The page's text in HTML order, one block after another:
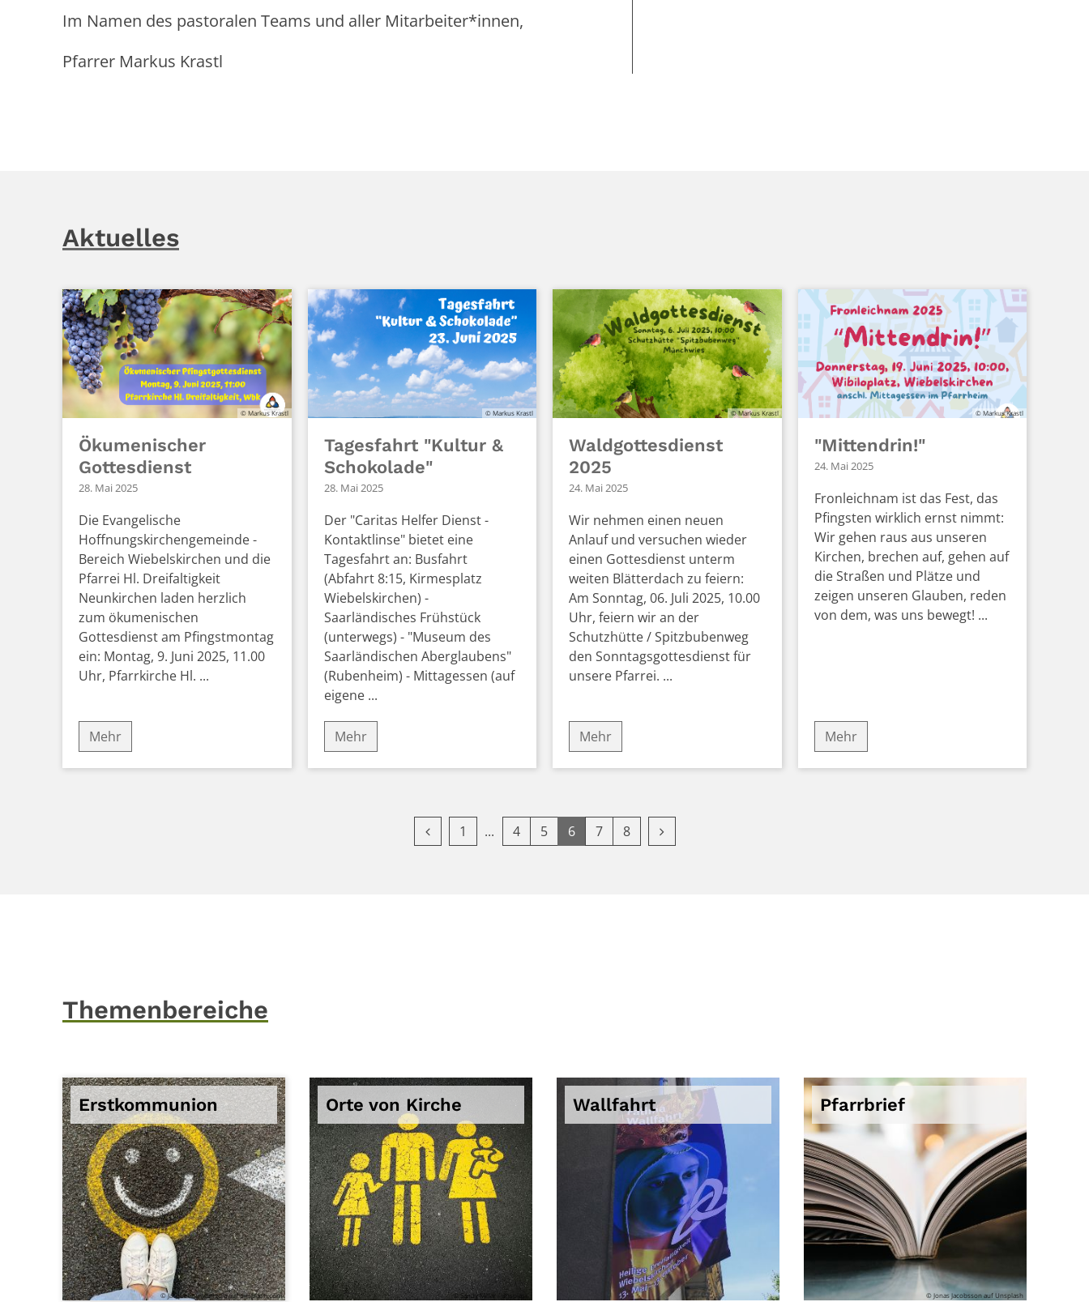
Im Namen des pastoralen Teams und aller Mitarbeiter*innen,
Pfarrer Markus Krastl
Aktuelles
© Markus Krastl
Ökumenischer
Gottesdienst
28. Mai 2025
Die Evangelische
Hoffnungskirchengemeinde -
Bereich Wiebelskirchen und die
Pfarrei Hl. Dreifaltigkeit
Neunkirchen laden herzlich
zum ökumenischen
Gottesdienst am Pfingstmontag
ein: Montag, 9. Juni 2025, 11.00
Uhr, Pfarrkirche Hl. ...
Mehr
© Markus Krastl
Tagesfahrt "Kultur &
Schokolade"
28. Mai 2025
Der "Caritas Helfer Dienst -
Kontaktlinse" bietet eine
Tagesfahrt an: Busfahrt
(Abfahrt 8:15, Kirmesplatz
Wiebelskirchen) -
Saarländisches Frühstück
(unterwegs) - "Museum des
Saarländischen Aberglaubens"
(Rubenheim) - Mittagessen (auf
eigene ...
Mehr
© Markus Krastl
Waldgottesdienst
2025
24. Mai 2025
Wir nehmen einen neuen
Anlauf und versuchen wieder
einen Gottesdienst unterm
weiten Blätterdach zu feiern:
Am Sonntag, 06. Juli 2025, 10.00
Uhr, feiern wir an der
Schutzhütte / Spitzbubenweg
den Sonntagsgottesdienst für
unsere Pfarrei. ...
Mehr
© Markus Krastl
"Mittendrin!"
24. Mai 2025
Fronleichnam ist das Fest, das
Pfingsten wirklich ernst nimmt:
Wir gehen raus aus unseren
Kirchen, brechen auf, gehen auf
die Straßen und Plätze und
zeigen unseren Glauben, reden
von dem, was uns bewegt! ...
Mehr
Vorherige Seite
Erste Seite
1 4 5 6 7 8 Nächste Seite
Themenbereiche
Erstkommunion
© Jacqueline Munguia auf unsplash.com
Orte von Kirche
© Sandy Millar / unsplash
Wallfahrt Pfarrbrief
© Jonas Jacobsson auf Unsplash